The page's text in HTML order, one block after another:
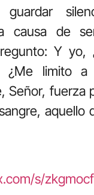
guardar
a causa de
Y yo,
¿Me limito a
Señor, fuerza
aquello
s/